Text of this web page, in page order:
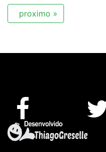
proximo »